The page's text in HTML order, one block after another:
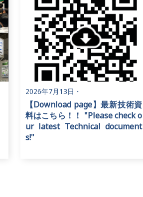
2026年7月13日 ・
【Download page】最新技術資
料はこちら！！ "Please check o
ur latest Technical document
s!"